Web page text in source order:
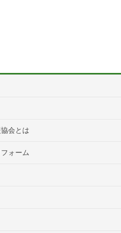
会とは
ォーム